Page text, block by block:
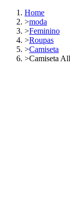
Home
>moda
>Feminino
>Roupas
>Camiseta
>Camiseta